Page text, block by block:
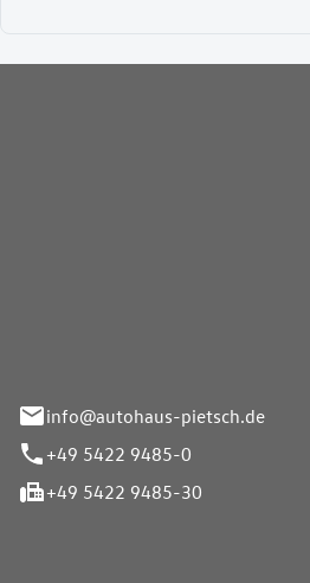
info@autohaus-pietsch.de
+49 5422 9485-0
+49 5422 9485-30